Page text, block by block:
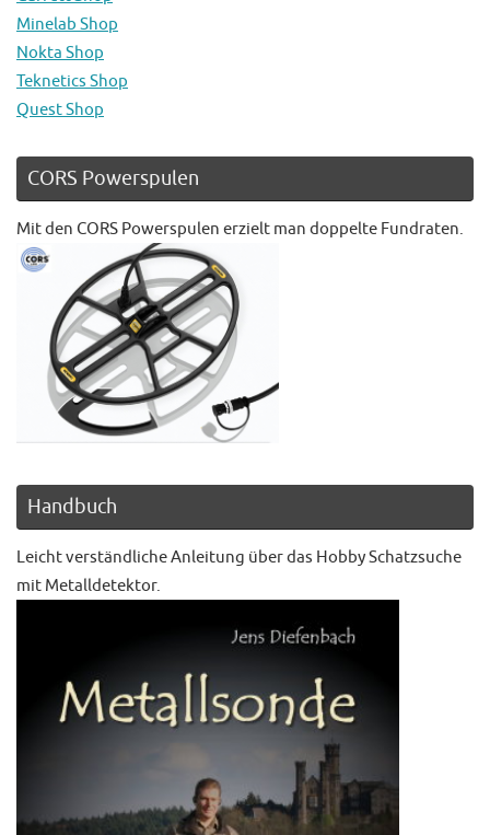
Minelab Shop
Nokta Shop
Teknetics Shop
Quest Shop
CORS Powerspulen
Mit den CORS Powerspulen erzielt man doppelte Fundraten.
Handbuch
Leicht verständliche Anleitung über das Hobby Schatzsuche
mit Metalldetektor.